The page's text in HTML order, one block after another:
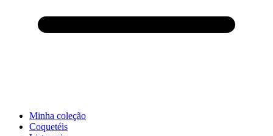
Minha coleção
Coquetéis